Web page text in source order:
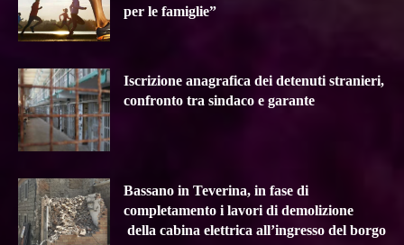
per le famiglie”
Iscrizione anagrafica dei detenuti stranieri,
confronto tra sindaco e garante
Bassano in Teverina, in fase di
completamento i lavori di demolizione
della cabina elettrica all’ingresso del borgo